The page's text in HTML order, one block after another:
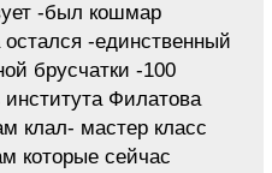
-был кошмар
-единственный
брусчатки -100
Филатова
клал- мастер класс
которые сейчас